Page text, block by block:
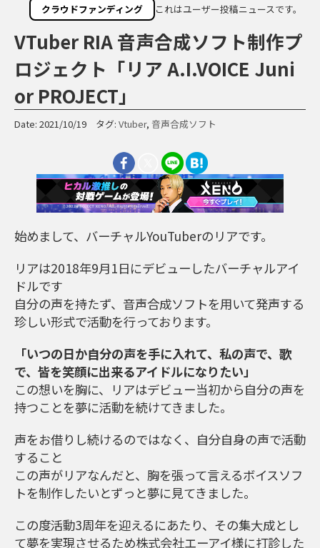
クラウドファンディング これはユーザー投稿ニュースです。
VTuber RIA 音声合成ソフト制作プ
ロジェクト「リア A.I.VOICE Juni
or PROJECT」
Date: 2021/10/19 タグ: Vtuber, 音声合成ソフト
始めまして、バーチャルYouTuberのリアです。
リアは2018年9月1日にデビューしたバーチャルアイ
ドルです
自分の声を持たず、音声合成ソフトを用いて発声する
珍しい形式で活動を行っております。
「いつの日か自分の声を手に入れて、私の声で、歌
で、皆を笑顔に出来るアイドルになりたい」
この想いを胸に、リアはデビュー当初から自分の声を
持つことを夢に活動を続けてきました。
声をお借りし続けるのではなく、自分自身の声で活動
すること
この声がリアなんだと、胸を張って言えるボイスソフ
トを制作したいとずっと夢に見てきました。
この度活動3周年を迎えるにあたり、その集大成とし
て夢を実現させるため株式会社エーアイ様に打診した